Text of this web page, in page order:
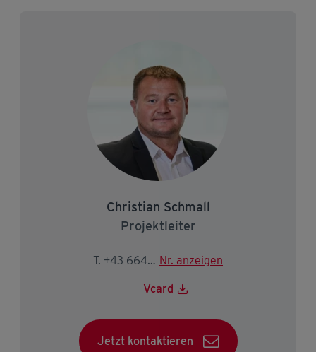
Christian Schmall
Projektleiter
T. +43 664 2141247 Nr. anzeigen
Vcard
Jetzt kontaktieren